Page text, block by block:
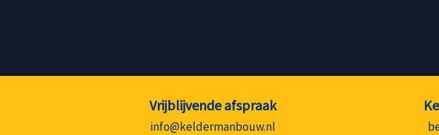
Vrijblijvende afspraak
info@keldermanbouw.nl